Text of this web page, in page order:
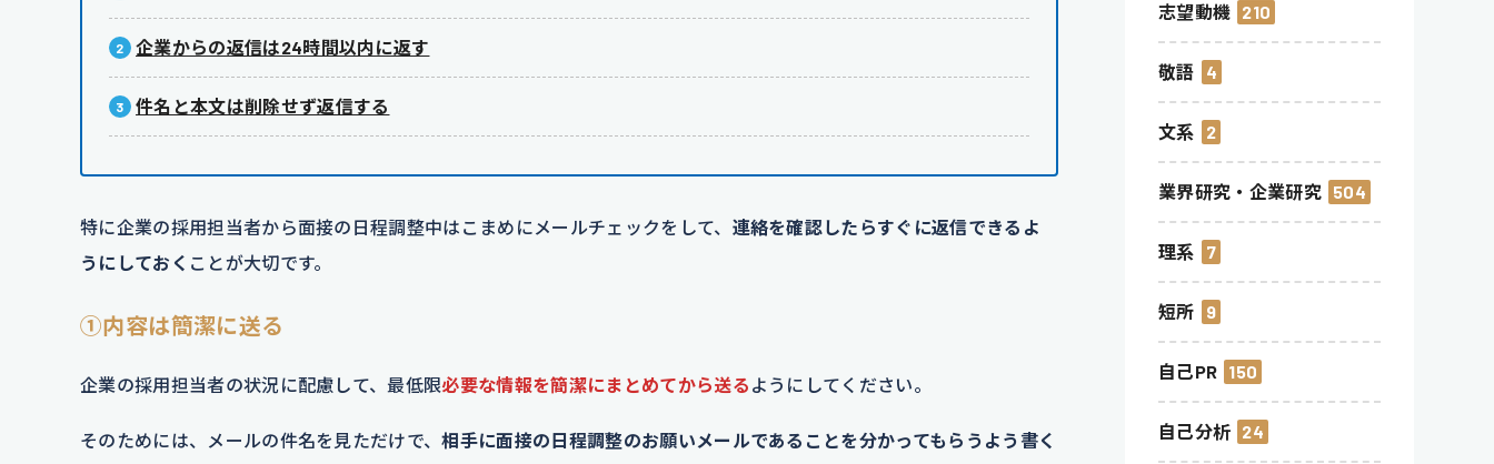
企業からの返信は24時間以内に返す
件名と本文は削除せず返信する
特に企業の採用担当者から面接の日程調整中はこまめにメールチェックをして、 連絡を確認したらすぐに返信できるよ
うにしておく ことが大切です。
①内容は簡潔に送る
企業の採用担当者の状況に配慮して、最低限必要な情報を簡潔にまとめてから送る ようにしてください。
そのためには、メールの件名を見ただけで、相手に面接の日程調整のお願いメールであることを分かってもらうよう書く
志望動機 210
敬語 4
文系 2
業界研究・企業研究 504
理系 7
短所 9
自己PR 150
自己分析 24